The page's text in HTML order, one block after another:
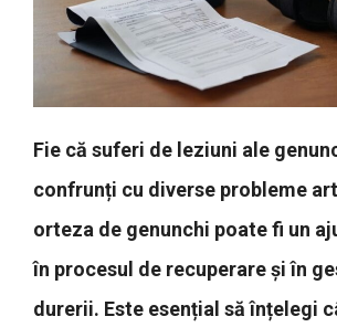
Fie că suferi de leziuni ale
confrunți cu diverse probleme
orteza de genunchi poate fi un
în procesul de recuperare și în
durerii. Este esențial să înțelegi